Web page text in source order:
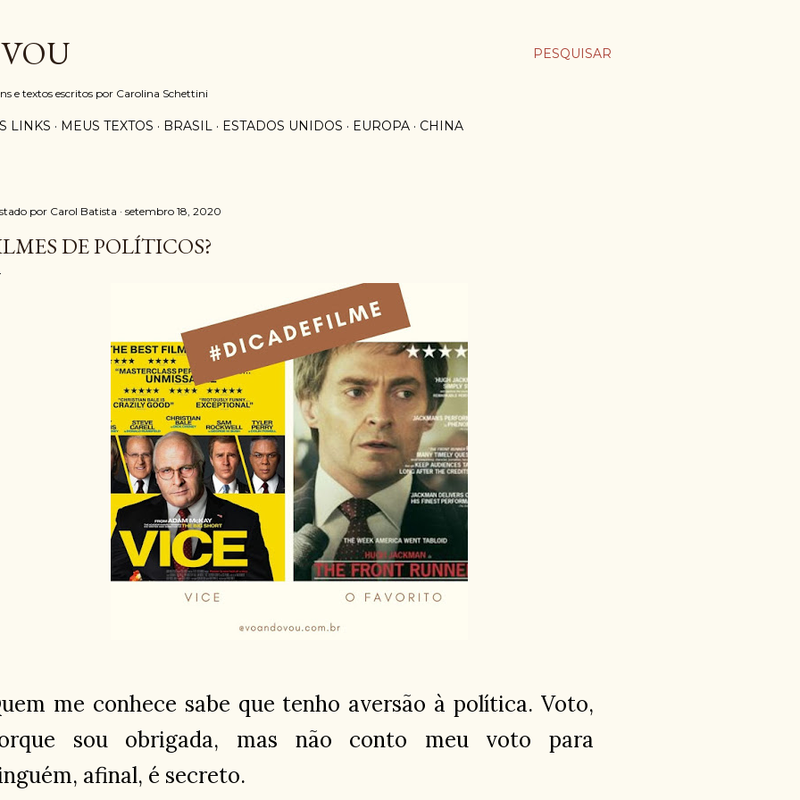
PESQUISAR
e textos escritos por Carolina Schettini
LINKS MEUS TEXTOS BRASIL ESTADOS UNIDOS EUROPA CHINA
por Carol Batista setembro 18, 2020
DE POLÍTICOS?
me conhece sabe que tenho aversão à política. Voto,
sou obrigada, mas não conto meu voto para
afinal, é secreto.